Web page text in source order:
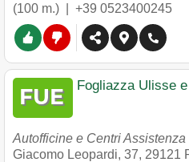
(100 m.) | +39 0523400245
Fogliazza Ulisse
Autofficine e Centri Assistenza
Giacomo Leopardi, 37, 29121